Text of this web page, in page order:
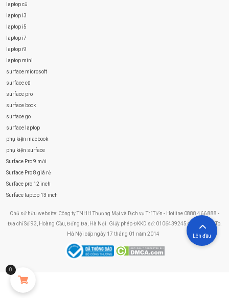
laptop cũ
laptop i3
laptop i5
laptop i7
laptop i9
laptop mini
surface microsoft
surface cũ
surface pro
surface book
surface go
surface laptop
phụ kiện macbook
phụ kiện surface
Surface Pro 9 mới
Surface Pro 8 giá rẻ
Surface pro 12 inch
Surface laptop 13 inch
Chủ sở hữu website: Công ty TNHH Thương Mại và Dịch vụ Trí Tiến - Hotline 0888 466 888 -
Địa chỉ Số 93, Hoàng Cầu, Đống Đa, Hà Nội. Giấy phép ĐKKD số: 0106439245 do Sở KHĐT Tp.
Hà Nội cấp ngày 17 tháng 01 năm 2014
0
Lên đầu